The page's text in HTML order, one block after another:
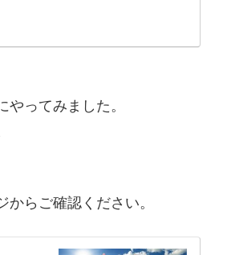
ってみました。
らご確認ください。